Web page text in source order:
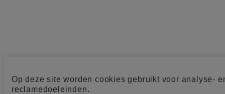
Op deze site worden cookies gebruikt voor analyse-
reclamedoeleinden.